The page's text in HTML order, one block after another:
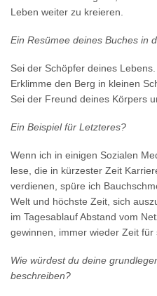
Leben weiter zu kreieren.
Ein Resümee deines Buches in
Sei der Schöpfer deines Lebens.
Erklimme den Berg in kleinen
Sei der Freund deines Körpers
Ein Beispiel für Letzteres?
Wenn ich in einigen Sozialen
lese, die in kürzester Zeit
verdienen, spüre ich
Welt und höchste Zeit, sich
im Tagesablauf Abstand vom
gewinnen, immer wieder Zeit für
Wie würdest du deine
beschreiben?